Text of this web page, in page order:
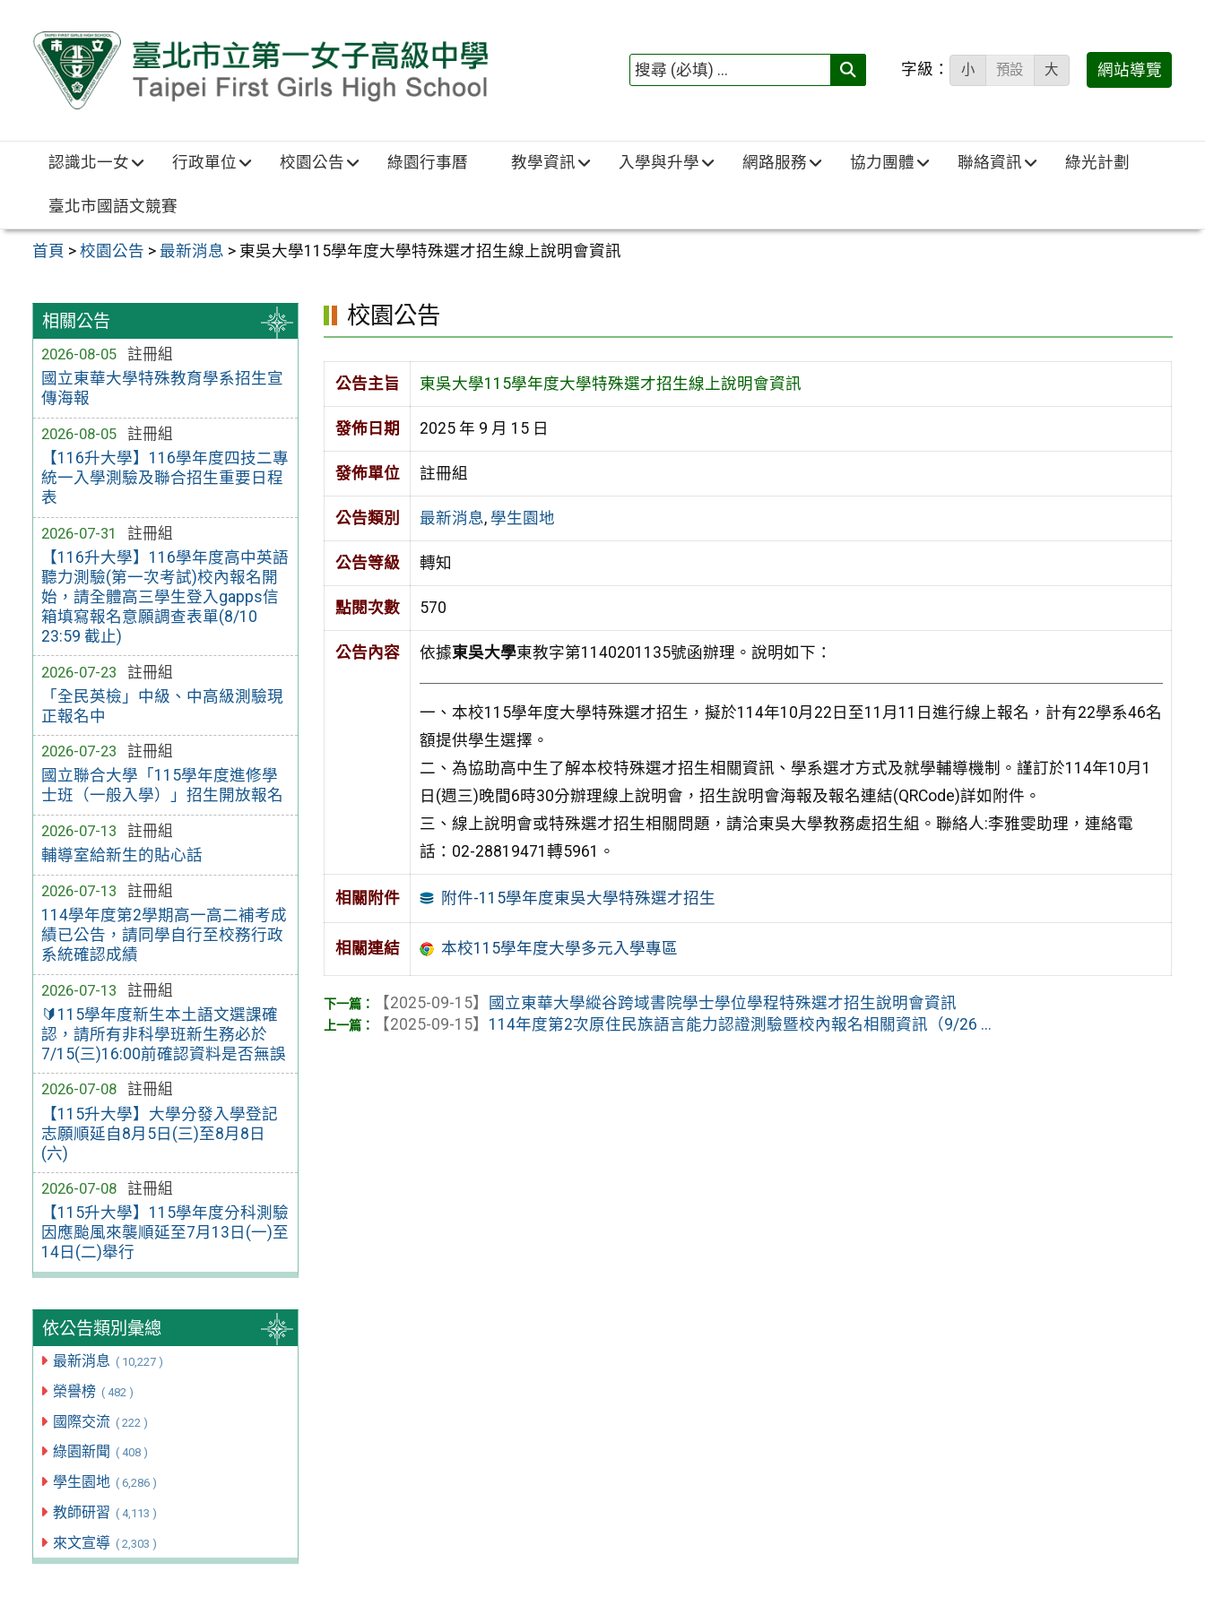
搜
填)：
字級： 小 預設 大 網站導覽
認識北一女 行政單位 校園公告 綠園行事曆 教學資訊 入學與升學 網路服務 協力團體 聯絡資訊 綠光計劃
臺北市國語文競賽
首頁 >校園公告 > 最新消息 > 東吳大學115學年度大學特殊選才招生線上說明會資訊
相關公告
2026-08-05
註冊組
國立東華大學特殊教育學系招生宣
傳海報
2026-08-05
註冊組
【116升大學】116學年度四技二專
統一入學測驗及聯合招生重要日程
表
2026-07-31
註冊組
【116升大學】116學年度高中英語
聽力測驗(第一次考試)校內報名開
始，請全體高三學生登入gapps信
箱填寫報名意願調查表單(8/10
23:59 截止)
2026-07-23
註冊組
「全民英檢」中級、中高級測驗現
正報名中
2026-07-23
註冊組
國立聯合大學「115學年度進修學
士班（一般入學）」招生開放報名
2026-07-13
註冊組
輔導室給新生的貼心話
2026-07-13
註冊組
114學年度第2學期高一高二補考成
績已公告，請同學自行至校務行政
系統確認成績
2026-07-13
註冊組
🔰115學年度新生本土語文選課確
認，請所有非科學班新生務必於
7/15(三)16:00前確認資料是否無誤
2026-07-08
註冊組
【115升大學】大學分發入學登記
志願順延自8月5日(三)至8月8日
(六)
2026-07-08
註冊組
【115升大學】115學年度分科測驗
因應颱風來襲順延至7月13日(一)至
14日(二)舉行
依公告類別彙總
最新消息 ( 10,227 )
榮譽榜 ( 482 )
國際交流 ( 222 )
綠園新聞 ( 408 )
學生園地 ( 6,286 )
教師研習 ( 4,113 )
來文宣導 ( 2,303 )
校園公告
公告主旨 東吳大學115學年度大學特殊選才招生線上說明會資訊
發佈日期 2025 年 9 月 15 日
發佈單位 註冊組
公告類別 最新消息, 學生園地
公告等級 轉知
點閱次數 570
公告內容 依據東吳大學東教字第1140201135號函辦理。說明如下：
一、本校115學年度大學特殊選才招生，擬於114年10月22日至11月11日進行線上報名，計有22學系46名
額提供學生選擇。
二、為協助高中生了解本校特殊選才招生相關資訊、學系選才方式及就學輔導機制。謹訂於114年10月1
日(週三)晚間6時30分辦理線上說明會，招生說明會海報及報名連結(QRCode)詳如附件。
三、線上說明會或特殊選才招生相關問題，請洽東吳大學教務處招生組。聯絡人:李雅雯助理，連絡電
話：02-28819471轉5961。
相關附件 附件-115學年度東吳大學特殊選才招生
相關連結 本校115學年度大學多元入學專區
【2025-09-15】 國立東華大學縱谷跨域書院學士學位學程特殊選才招生說明會資訊
【2025-09-15】 114年度第2次原住民族語言能力認證測驗暨校內報名相關資訊（9/26 ...